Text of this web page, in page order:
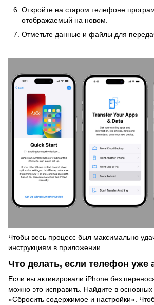
Откройте на старом телефоне
отображаемый на новом.
Отметьте данные и файлы для
Чтобы весь процесс был максимально
инструкциям в приложении.
Что делать, если телефон уже
Если вы активировали iPhone без
можно это исправить. Найдите в основных
«Сбросить содержимое и настройки».